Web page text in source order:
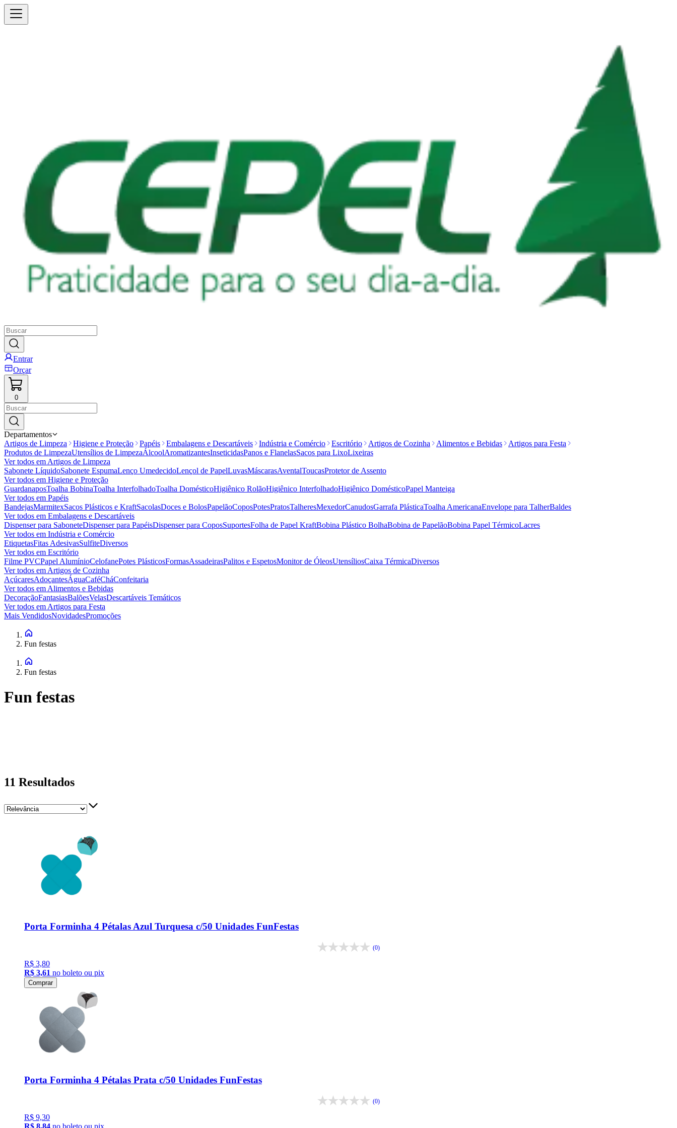
Entrar
Orçar
0
Departamentos
Artigos de Limpeza
Higiene e Proteção Papéis Embalagens e Descartáveis Indústria e Comércio Escritório Artigos de Cozinha Alimentos e Bebidas
Artigos para Festa
Produtos de LimpezaUtensílios de LimpezaÁlcoolAromatizantesInseticidasPanos e FlanelasSacos para LixoLixeiras
Ver todos emArtigos de Limpeza
Sabonete LíquidoSabonete EspumaLenço UmedecidoLençol de PapelLuvasMáscarasAventalToucasProtetor de Assento
Ver todos em Higiene e Proteção
GuardanaposToalha BobinaToalha InterfolhadoToalha DomésticoHigiênico RolãoHigiênico InterfolhadoHigiênico DomésticoPapel Manteiga
Ver todos em Papéis
BandejasMarmitexSacos Plásticos e KraftSacolasDoces e BolosPapelãoCoposPotesPratosTalheresMexedorCanudosGarrafa PlásticaToalha AmericanaEnvelope para TalherBaldes
Ver todos em Embalagens e Descartáveis
Dispenser para SaboneteDispenser para PapéisDispenser para CoposSuportesFolha de Papel KraftBobina Plástico BolhaBobina de PapelãoBobina Papel TérmicoLacres
Ver todos em Indústria e Comércio
EtiquetasFitas AdesivasSulfiteDiversos
Ver todos em Escritório
Filme PVCPapel AlumínioCelofanePotes PlásticosFormasAssadeirasPalitos e EspetosMonitor de ÓleosUtensíliosCaixa TérmicaDiversos
Ver todos emArtigos de Cozinha
AçúcaresAdoçantesÁguaCaféCháConfeitaria
Ver todos emAlimentos e Bebidas
DecoraçãoFantasiasBalõesVelasDescartáveis Temáticos
Ver todos emArtigos para Festa
Mais VendidosNovidadesPromoções
Fun festas
Fun festas
Fun festas
11 Resultados
Porta Forminha 4 Pétalas Azul Turquesa c/50 Unidades FunFestas
(0)
R$ 3,80
R$ 3,61 no boleto ou pix
Comprar
Porta Forminha 4 Pétalas Prata c/50 Unidades FunFestas
(0)
R$ 9,30
R$ 8,84 no boleto ou pix